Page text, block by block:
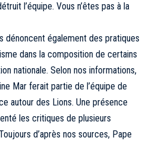
l’équipe. Vous n’êtes pas à la
dénoncent également des pratiques
dans la composition de certains
nationale. Selon nos informations,
Mar ferait partie de l’équipe de
autour des Lions. Une présence
les critiques de plusieurs
d’après nos sources, Pape